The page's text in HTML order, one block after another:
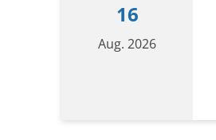
16
Aug. 2026